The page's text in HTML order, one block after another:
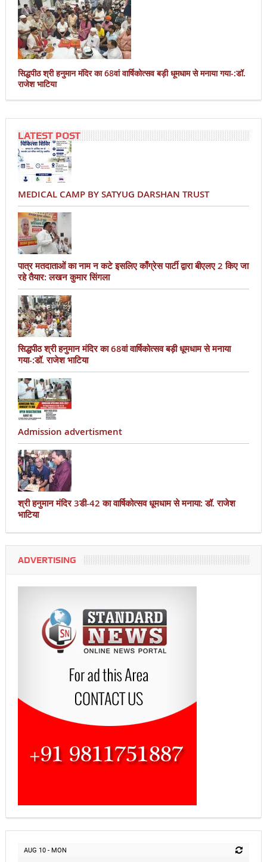
सिद्धपीठ श्री हनुमान मंदिर का 68वां वार्षिकोत्सव बड़ी धूमधाम से मनाया गया-:डॉ.
राजेश भाटिया
LATEST POST
MEDICAL CAMP BY SATYUG DARSHAN TRUST
पात्र मतदाताओं का नाम न कटे इसलिए काँग्रेस पार्टी द्वारा बीएलए 2 किए जा
रहे तैयार: लखन कुमार सिंगला
सिद्धपीठ श्री हनुमान मंदिर का 68वां वार्षिकोत्सव बड़ी धूमधाम से मनाया
गया-:डॉ. राजेश भाटिया
Admission advertisment
श्री हनुमान मंदिर 3डी-42 का वार्षिकोत्सव धूमधाम से मनाया: डॉ. राजेश
भाटिया
ADVERTISING
AUG 10 - MON